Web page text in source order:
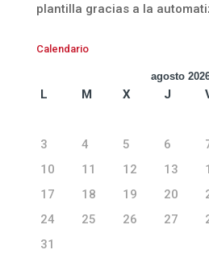
plantilla gracias a la
Calendario
agosto
L M X J
3
4 5 6
10
11 12 13
17
18 19 20
24
25 26 27
31